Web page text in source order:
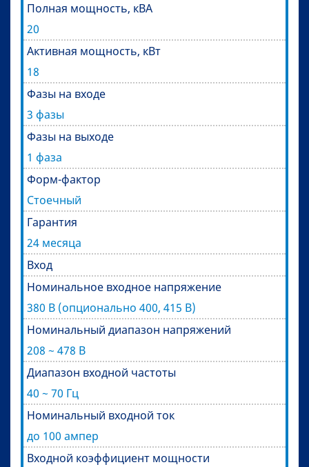
Полная мощность, кВА
20
Активная мощность, кВт
18
Фазы на входе
3 фазы
Фазы на выходе
1 фаза
Форм-фактор
Стоечный
Гарантия
24 месяца
Вход
Номинальное входное напряжение
380 В (опционально 400, 415 В)
Номинальный диапазон напряжений
208 ~ 478 В
Диапазон входной частоты
40 ~ 70 Гц
Номинальный входной ток
до 100 ампер
Входной коэффициент мощности